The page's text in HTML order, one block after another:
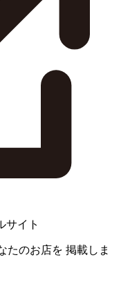
サイト
たのお店を 掲載しま